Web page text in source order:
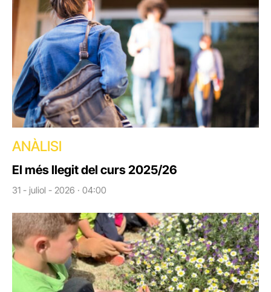
ANÀLISI
El més llegit del curs 2025/26
31 - juliol - 2026 · 04:00